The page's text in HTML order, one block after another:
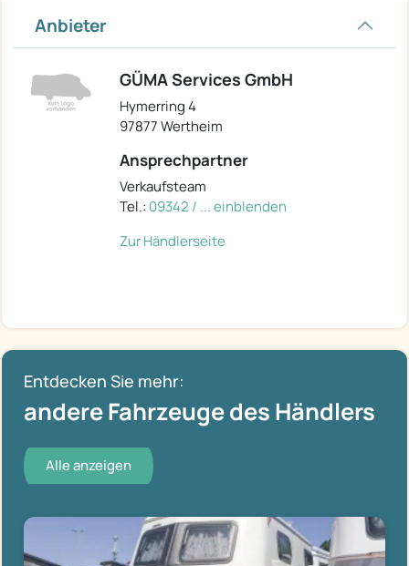
Anbieter
GÜMA Services GmbH
Hymerring 4
97877 Wertheim
Ansprechpartner
Verkaufsteam
Tel.: 09342 / ... einblenden
Zur Händlerseite
Entdecken Sie mehr:
andere Fahrzeuge des Händlers
Alle anzeigen